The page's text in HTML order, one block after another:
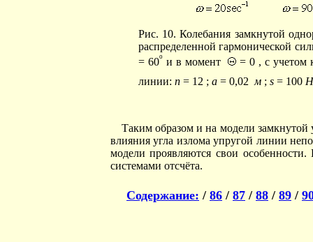
Рис. 10. Колебания замкнутой
распределенной гармонической
= 60o и в момент
= 0 , с учетом
линии: n= 12 ; a= 0,02 м; s= 100
Таким образом и на модели
влияния угла излома упругой линии
модели проявляются свои
системами отсчёта.
Содержание: / 86 / 87 / 88 / 89 /